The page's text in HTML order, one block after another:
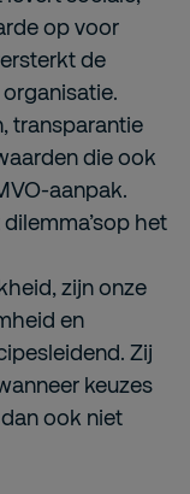
op voor
de
transparantie
die ook
aanpak.
het
zijn onze
en
Zij
keuzes
ook niet